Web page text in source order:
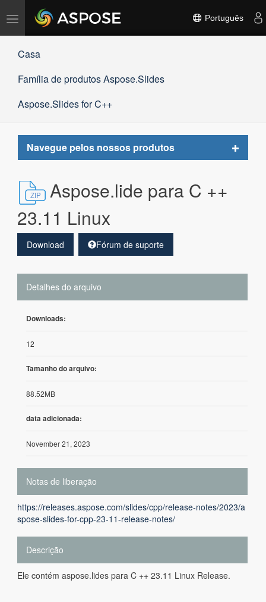
Alternar
navegação
Português
Casa
Família de produtos Aspose.Slides
Aspose.Slides for C++
Navegue pelos nossos produtos
Toggle
Aspose.lide para C ++
23.11 Linux
Download Fórum de suporte
Detalhes do arquivo
Downloads:
12
Tamanho do arquivo:
88.52MB
data adicionada:
November 21, 2023
Notas de liberação
https://releases.aspose.com/slides/cpp/release-notes/2023/a
spose-slides-for-cpp-23-11-release-notes/
Descrição
Ele contém aspose.lides para C ++ 23.11 Linux Release.